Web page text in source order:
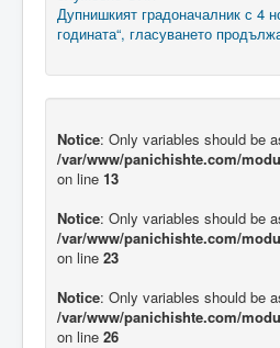
Дупнишкият градоначалник с 4
годината“, гласуването
Notice: Only variables should be
/var/www/panichishte.com/
on line 13
Notice: Only variables should be
/var/www/panichishte.com/
on line 23
Notice: Only variables should be
/var/www/panichishte.com/
on line 26